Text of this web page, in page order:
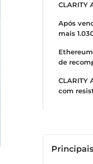
CLARITY
Após
mais
de
CLARITY
com